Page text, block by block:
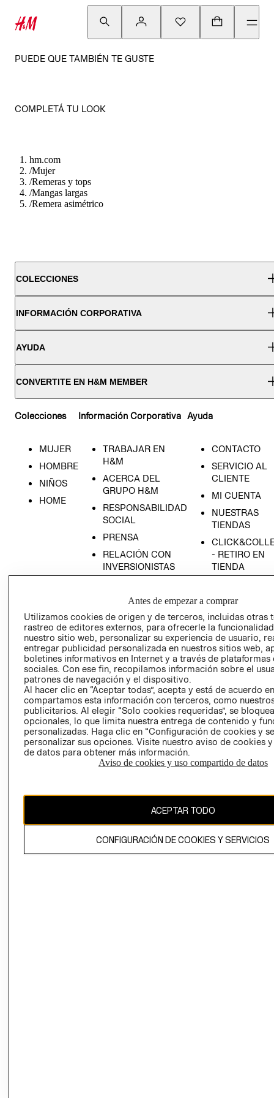
PUEDE QUE TAMBIÉN TE GUSTE
COMPLETÁ TU LOOK
hm.com
/Mujer
/Remeras y tops
/Mangas largas
/Remera asimétrico
COLECCIONES
INFORMACIÓN CORPORATIVA
AYUDA
CONVERTITE EN H&M MEMBER
Colecciones
MUJER
HOMBRE
NIÑOS
HOME
Información Corporativa
TRABAJAR EN
H&M
ACERCA DEL
GRUPO H&M
RESPONSABILIDAD
SOCIAL
PRENSA
RELACIÓN CON
INVERSIONISTAS
EMPRESARIAL
Ayuda
CONTACTO
SERVICIO AL
CLIENTE
MI CUENTA
NUESTRAS
TIENDAS
- RETIRO EN
TIENDA
AVISO DE
PRIVACIDAD
GIFT CARD
AVISO DE
COOKIES
Uruguay ($U)
El contenido de esta página web está protegido por copyright y es
propiedad de H&M Hennes & Mauritz AB.
Antes de empezar a comprar
Utilizamos cookies de origen y de terceros, incluidas otras
rastreo de editores externos, para ofrecerle la
nuestro sitio web, personalizar su experiencia de usuario,
entregar publicidad personalizada en nuestros sitios web,
boletines informativos en Internet y a través de plataformas
sociales. Con ese fin, recopilamos información sobre el
patrones de navegación y el dispositivo.
Al hacer clic en “Aceptar todas”, acepta y está de acuerdo
compartamos esta información con terceros, como
publicitarios. Al elegir “Solo cookies requeridas”, se
opcionales, lo que limita nuestra entrega de contenido y
personalizadas. Haga clic en “Configuración de cookies y
personalizar sus opciones. Visite nuestro aviso de cookies
de datos para obtener más información.
Aviso de cookies y uso compartido de datos
ACEPTAR TODO
CONFIGURACIÓN DE COOKIES Y SERVICIOS